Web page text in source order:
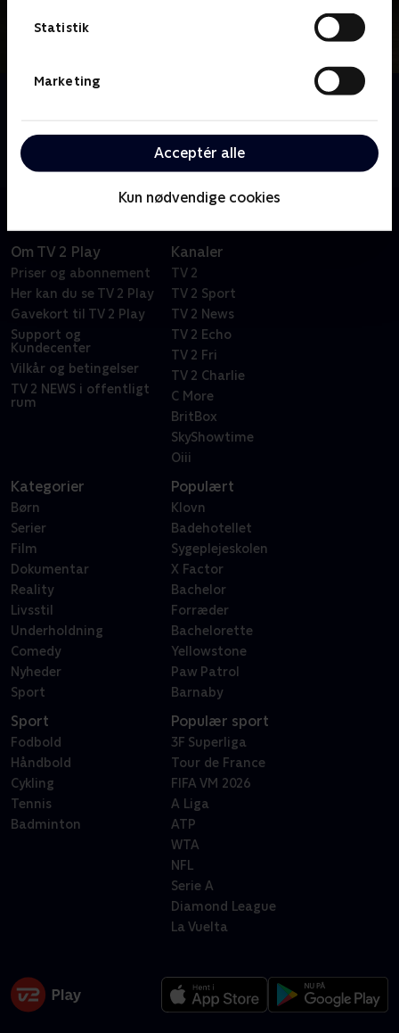
Statistik
Marketing
Acceptér alle
Kun nødvendige cookies
Crawley-families krydsende liv i det edvardianske
gods på landet i Yorkshire.
Om TV 2 Play
Priser og abonnement
Her kan du se TV 2 Play
Gavekort til TV 2 Play
Support og
Kundecenter
Vilkår og betingelser
TV 2 NEWS i offentligt
rum
Kanaler
TV 2
TV 2 Sport
TV 2 News
TV 2 Echo
TV 2 Fri
TV 2 Charlie
C More
BritBox
SkyShowtime
Oiii
Kategorier
Børn
Serier
Film
Dokumentar
Reality
Livsstil
Underholdning
Comedy
Nyheder
Sport
Populært
Klovn
Badehotellet
Sygeplejeskolen
X Factor
Bachelor
Forræder
Bachelorette
Yellowstone
Paw Patrol
Barnaby
Sport
Fodbold
Håndbold
Cykling
Tennis
Badminton
Populær sport
3F Superliga
Tour de France
FIFA VM 2026
A Liga
ATP
WTA
NFL
Serie A
Diamond League
La Vuelta